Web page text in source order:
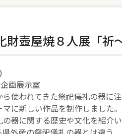
壺屋焼８人展「祈
画展示室
使われてきた祭祀儀礼の器に
に新しい作品を制作しました。
器に関する歴史や文化を紹介